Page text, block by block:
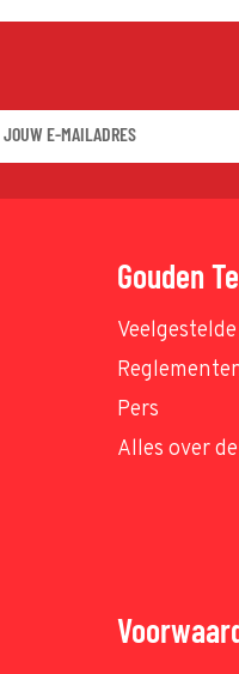
Gouden
Pers
Alles over